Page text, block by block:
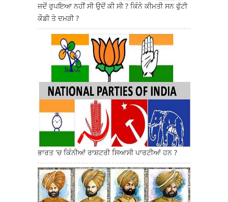
ਜਦੋਂ ਰੁਪਇਆ ਨਹੀਂ ਸੀ ਉਦੋਂ ਕੀ ਸੀ ? ਕਿੰਨੇ ਕੀਮਤੀ ਸਨ ਫੁੱਟੀ
ਕੌਡੀ ਤੇ ਦਮੜੀ ?
ਭਾਰਤ 'ਚ ਕਿੰਨੀਆਂ ਰਾਸ਼ਟਰੀ ਸਿਆਸੀ ਪਾਰਟੀਆਂ ਹਨ ?